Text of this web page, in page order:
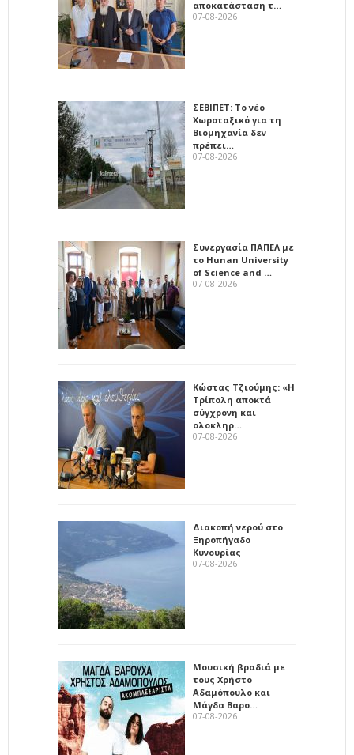
αποκατάσταση τ…
07-08-2026
ΣΕΒΙΠΕΤ: Το νέο
Χωροταξικό για τη
Βιομηχανία δεν
πρέπει…
07-08-2026
Συνεργασία ΠΑΠΕΛ με
το Hunan University
of Science and …
07-08-2026
Κώστας Τζιούμης: «Η
Τρίπολη αποκτά
σύγχρονη και
ολοκληρ…
07-08-2026
Διακοπή νερού στο
Ξηροπήγαδο
Κυνουρίας
07-08-2026
Μουσική βραδιά με
τους Χρήστο
Αδαμόπουλο και
Μάγδα Βαρο…
07-08-2026